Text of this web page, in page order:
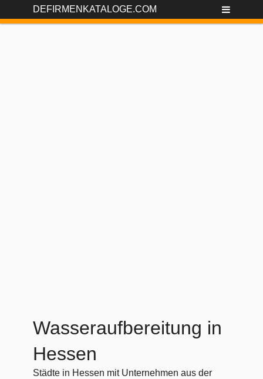
DEFIRMENKATALOGE.COM
Wasseraufbereitung in
Hessen
Städte in Hessen mit Unternehmen aus der